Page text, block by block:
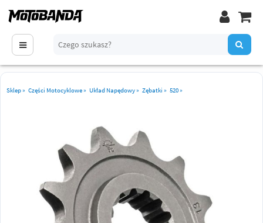
Sklep» Części Motocyklowe» Układ Napędowy» Zębatki » 520»